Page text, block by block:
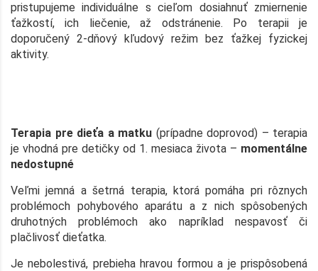
pristupujeme individuálne s cieľom dosiahnuť zmiernenie
ťažkostí, ich liečenie, až odstránenie. Po terapii je
doporučený 2-dňový kľudový režim bez ťažkej fyzickej
aktivity.
Terapia pre dieťa a matku (prípadne doprovod) – terapia
je vhodná pre detičky od 1. mesiaca života – momentálne
nedostupné
Veľmi jemná a šetrná terapia, ktorá pomáha pri rôznych
problémoch pohybového aparátu a z nich spôsobených
druhotných problémoch ako napríklad nespavosť či
plačlivosť dieťatka.
Je nebolestivá, prebieha hravou formou a je prispôsobená